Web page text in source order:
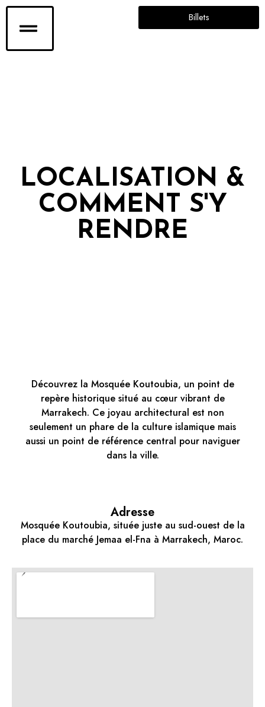
Billets
LOCALISATION &
COMMENT S'Y
RENDRE
Découvrez la Mosquée Koutoubia, un point de
repère historique situé au cœur vibrant de
Marrakech. Ce joyau architectural est non
seulement un phare de la culture islamique mais
aussi un point de référence central pour naviguer
dans la ville.
Adresse
Mosquée Koutoubia, située juste au sud-ouest de la
place du marché Jemaa el-Fna à Marrakech, Maroc.